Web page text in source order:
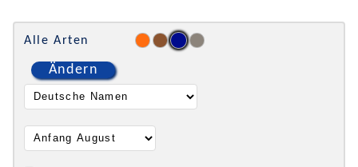
Alle Arten
Ändern